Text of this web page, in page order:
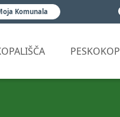
Komunala
PESKOKOP